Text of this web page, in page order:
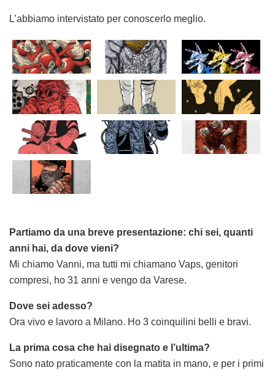
L’abbiamo intervistato per conoscerlo meglio.
Partiamo da una breve presentazione: chi sei, quanti
anni hai, da dove vieni?
Mi chiamo Vanni, ma tutti mi chiamano Vaps, genitori
compresi, ho 31 anni e vengo da Varese.
Dove sei adesso?
Ora vivo e lavoro a Milano. Ho 3 coinquilini belli e bravi.
La prima cosa che hai disegnato e l’ultima?
Sono nato praticamente con la matita in mano, e per i primi